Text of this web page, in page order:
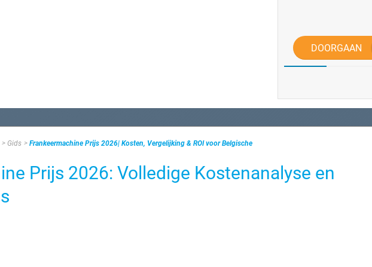
DOORGAAN
Gids Frankeermachine Prijs 2026| Kosten, Vergelijking & ROI voor Belgische
Prijs 2026: Volledige Kostenanalyse en